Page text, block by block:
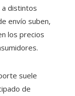
distintos
envío suben,
los precios
suele
de